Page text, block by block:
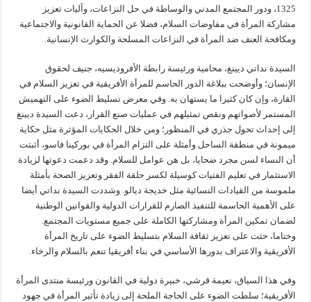
1325، ودور المجتمع المدني والوساطة في حل النزاعات، وآليات تعزيز
مشاركة المرأة في مفاوضات السلام، فضلا عن الحماية القانونية والاجتماعية
ومكافحة العنف ضد المرأة في النزاعات المسلحة والكوارث الإنسانية.
السيدة نداتي ديينغ، محامية ورئيسة رابطة الأفروديسيه، جنيف لحقوق
الإنسان؛ وأوضحت ببلاغة الدور الحاسم للمرأة الأفريقية في تعزيز السلام في
القارة، وإن كان كثيرا ما يستهان به. وفي معرض تسليط الضوء على التهميش
المستمر لأصواتهم ونقص تمثيلهم في عمليات صنع القرار، دعت السيدة ديينغ
إلى إحداث تحول جذري في المنظور؛ ومن خلال الحكايات المؤثرة مثل حكاية
ميمونة في منطقة الساحل وأمثلة على التزام المرأة في بوركينا فاسو، أثبتت
أن النساء لسن مجرد ضحايا، بل هن عوامل للسلام. وقد دعمت دعوتها لزيادة
الاستثمار في تعليم الفتيات كوسيلة لكسر حلقة الفقر وتعزيز الصحة بأمثلة
ملموسة من القيادات النسائية مثل خديجة ديالو. وشددت السيدة نداتي أيضا
على الأهمية الحاسمة للتنفيذ الصارم للقرارات الدولية والقوانين الوطنية
لضمان تمكين المرأة ومشاركتها الكاملة على جميع مستويات المجتمع.
وختاما، حثت على تعزيز ثقافة السلام بتسليط الضوء على تاريخ المرأة
الأفريقية والاعتراف بدورها الأساسي في بناء أفريقيا تنعم بالسلام والرخاء.
وفي هذا السياق، نعيمة قرشي، خبيرة دولية في القانون ورئيسة منتدى المرأة
الأفريقية؛ سلطت الضوء على الحاجة الملحة إلى زيادة تأثير المرأة في جهود